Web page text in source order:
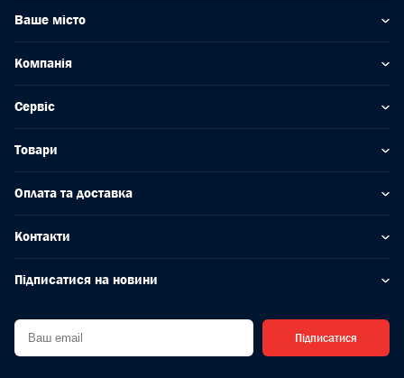
Ваше місто
Компанія
Сервіс
Товари
Оплата та доставка
Контакти
Підписатися на новини
Підписатися